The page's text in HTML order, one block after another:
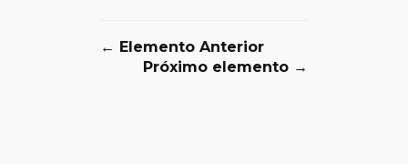
← Elemento Anterior
Próximo elemento →